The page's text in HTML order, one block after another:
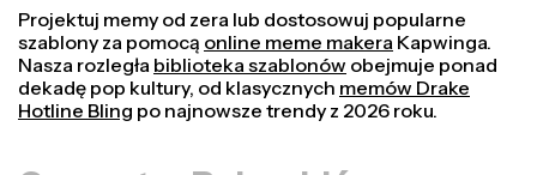
Projektuj memy od zera lub dostosowuj popularne
szablony za pomocą online meme makera Kapwinga.
Nasza rozległa biblioteka szablonów obejmuje ponad
dekadę pop kultury, od klasycznych memów Drake
Hotline Bling po najnowsze trendy z 2026 roku.